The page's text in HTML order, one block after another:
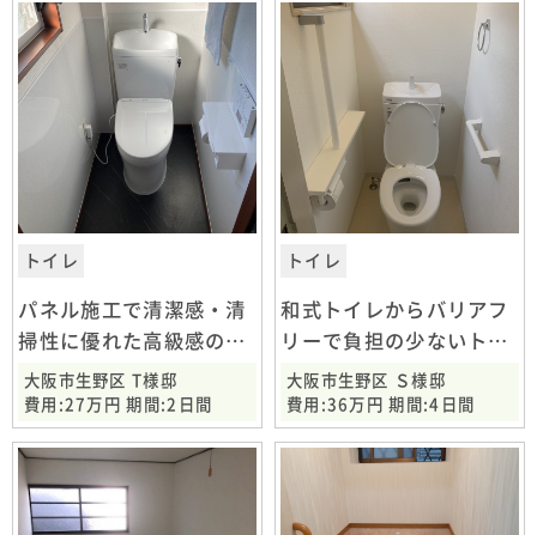
トイレ
パネル施工で清潔感・清
掃性に優れた高級感のあ
るトイレに
大阪市生野区 T様邸
費用:27万円 期間:2日間
トイレ
和式トイレからバリアフ
リーで負担の少ないトイ
レに
大阪市生野区 Ｓ様邸
費用:36万円 期間:4日間